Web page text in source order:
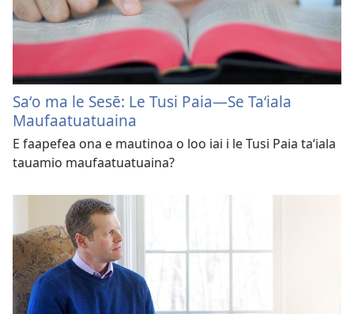
Saʻo ma le Sesē: Le Tusi Paia​—Se Taʻiala
Maufaatuatuaina
E faapefea ona e mautinoa o loo iai i le Tusi Paia taʻiala
tauamio maufaatuatuaina?